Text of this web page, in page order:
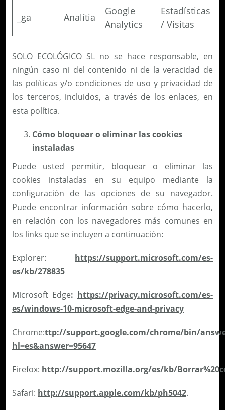
_ga Analítia
Google
Analytics
Estadísticas
/ Visitas
SOLO ECOLÓGICO SL no se hace responsable, en
ningún caso ni del contenido ni de la veracidad de
las políticas y/o condiciones de uso y privacidad de
los terceros, incluidos, a través de los enlaces, en
esta política.
Cómo bloquear o eliminar las cookies
instaladas
Puede usted permitir, bloquear o eliminar las
cookies instaladas en su equipo mediante la
configuración de las opciones de su navegador.
Puede encontrar información sobre cómo hacerlo,
en relación con los navegadores más comunes en
los links que se incluyen a continuación:
Explorer: https://support.microsoft.com/es-
es/kb/278835
Microsoft Edge: https://privacy.microsoft.com/es-
es/windows-10-microsoft-edge-and-privacy
Chrome:ttp://support.google.com/chrome/bin/
hl=es&answer=95647
Firefox: http://support.mozilla.org/es/kb/
Safari: http://support.apple.com/kb/ph5042.